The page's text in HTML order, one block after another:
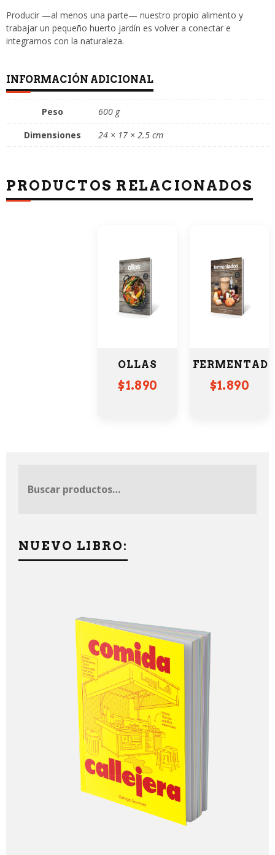
Producir —al menos una parte— nuestro propio alimento y
trabajar un pequeño huerto jardín es volver a conectar e
integrarnos con la naturaleza.
INFORMACIÓN ADICIONAL
Peso
600 g
Dimensiones
24 × 17 × 2.5 cm
PRODUCTOS RELACIONADOS
OLLAS
$1.890 $1.890
NUEVO LIBRO: